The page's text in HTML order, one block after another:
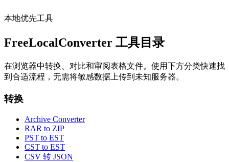
本地优先工具
FreeLocalConverter 工具目录
在浏览器中转换、对比和审阅表格文件。使用下方分类快速找
到合适流程，无需将敏感数据上传到未知服务器。
转换
Archive Converter
RAR to ZIP
PST to EST
CST to EST
CSV 转 JSON